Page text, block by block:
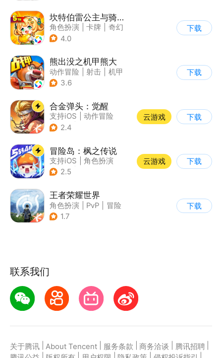
坎特伯雷公主与骑士唤醒冠军之剑的奇幻冒险
角色扮演 卡牌
奇幻
| 剧情
4.0
下载
熊出没之机甲熊大
动作冒险 射击
机甲
| 熊出没
3.6
下载
合金弹头：觉醒
支持iOS
动作冒险
| 射击
2.4
云游戏 下载
冒险岛：枫之传说
支持iOS
角色扮演
| 放置
2.5
云游戏 下载
王者荣耀世界
角色扮演 PvP
冒险
| 开放世界
1.7
下载
联系我们
关于腾讯 About Tencent 服务条款 商务洽谈 腾讯招聘